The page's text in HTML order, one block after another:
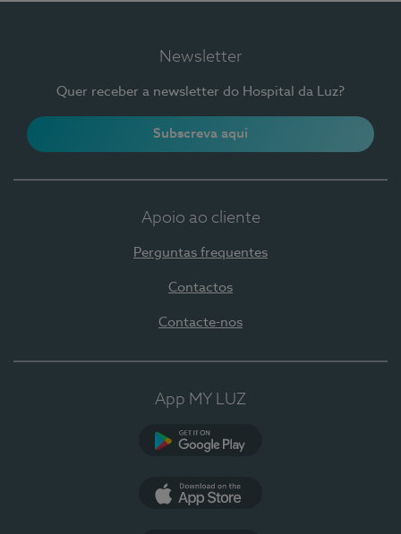
Newsletter
Quer receber a newsletter do Hospital da Luz?
Subscreva aqui
Apoio ao cliente
Perguntas frequentes
Contactos
Contacte-nos
App MY LUZ